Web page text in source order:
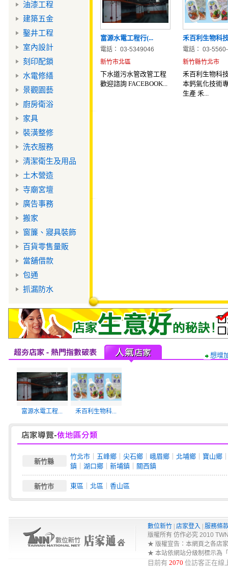
油漆工程
建築五金
鑿井工程
室內設計
刻印配鎖
水電修繕
景觀園藝
廚房衛浴
家具
裝潢整修
洗衣服務
清潔衛生及用品
土木營造
寺廟宮壇
廣告事務
搬家
窗簾、寢具裝飾
百貨零售量販
當舖借款
包通
抓漏防水
富源水電工程行(...
電話： 03-5349046
新竹市北區
下水道污水管改管工程
歡迎諮詢 FACEBOOK...
禾百利生物科
電話： 03-
新竹縣竹北市
禾百利生物科
本鈣氣化技術
生產 禾...
想增
富源水電工程... 禾百利生物科...
新竹縣
竹北市 五峰鄉 ｜尖石鄉 峨眉鄉 ｜北埔鄉 寶山鄉
鎮 ｜湖口鄉 ｜新埔鎮 關西鎮
新竹市 東區 ｜北區 ｜香山區
數位新竹 店家登入
服務條
版權所有 仿作必究 2010
★ 版權宣告：本網頁之各店
★ 本站依網站分級制標示為
目前有 2070 位訪客正在線